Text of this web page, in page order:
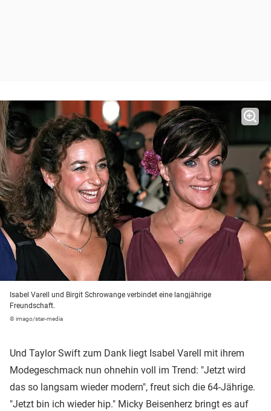
Isabel Varell und Birgit Schrowange verbindet eine langjährige
Freundschaft.
© imago/star-media
Und Taylor Swift zum Dank liegt Isabel Varell mit ihrem
Modegeschmack nun ohnehin voll im Trend: "Jetzt wird
das so langsam wieder modern", freut sich die 64-Jährige.
"Jetzt bin ich wieder hip." Micky Beisenherz bringt es auf